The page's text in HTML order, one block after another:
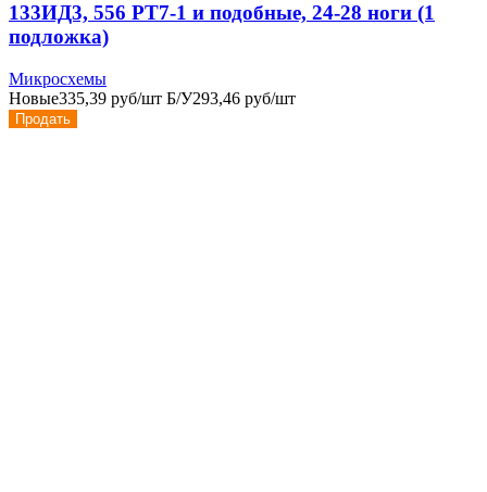
133ИД3, 556 РТ7-1 и подобные, 24-28 ноги (1
подложка)
Микросхемы
Новые335,39 руб/шт Б/У293,46 руб/шт
Продать